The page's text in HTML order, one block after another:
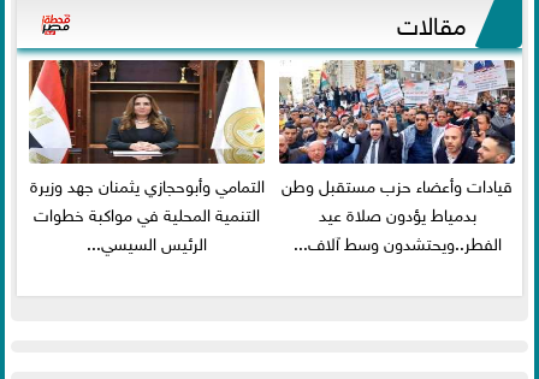
مقالات
قيادات وأعضاء حزب مستقبل وطن
بدمياط يؤدون صلاة عيد
الفطر..ويحتشدون وسط آلاف...
التمامي وأبوحجازي يثمنان جهد وزيرة
التنمية المحلية في مواكبة خطوات
الرئيس السيسي...